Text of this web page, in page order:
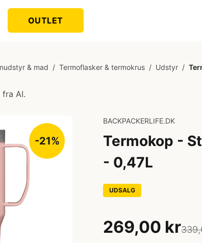
OUTLET
& mad / Termoflasker & termokrus / Udstyr /
AI.
-21%
BACKPACKERLIFE.DK
Termokop -
- 0,47L
UDSALG
269,00 kr